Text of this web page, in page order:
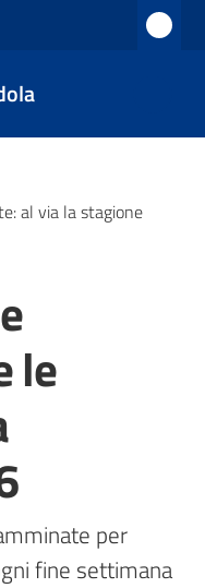
al via la stagione
le
per
fine settimana